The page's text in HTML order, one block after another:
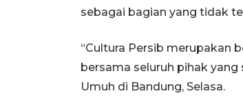
sebagai bagian yang tidak
“Cultura Persib merupakan
bersama seluruh pihak
Umuh di Bandung, Selasa.